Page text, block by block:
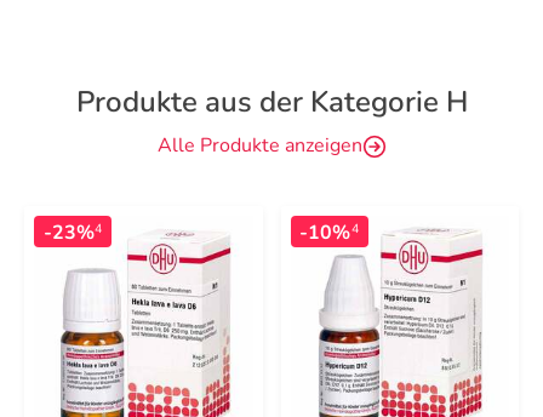
Produkte aus der Kategorie H
Alle Produkte anzeigen
-23%4 -10%4